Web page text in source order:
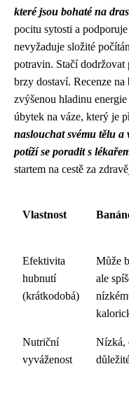
které jsou bohaté na
pocitu sytosti a
nevyžaduje složité
potravin. Stačí dodržovat
brzy dostaví. Recenze
zvýšenou hladinu
úbytek na váze, který je
naslouchat svému tělu
potíží se poradit s
startem na cestě za
Vlastnost
Efektivita
hubnutí
(krátkodobá)
Může
ale
Nutriční
vyváženost
Nízká,